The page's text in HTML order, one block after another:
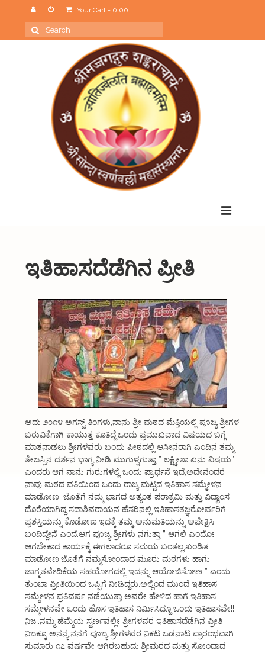
Your Cart- 0.00
Search
for:
About Us
Initiatives
Gallery
Updates
Seva & Donation
Publications
Contact Us
ಇತಿಹಾಸದೆಡೆಗಿನ ಪ್ರೀತಿ
ಅದು ೨೦೧೪ ಅಗಸ್ಟ್ ತಿಂಗಳು,ನಾನು ಶ್ರೀ ಮಠದ ಮೆತ್ತಿಯಲ್ಲಿ ಪೂಜ್ಯ ಶ್ರೀಗಳ
ಬರುವಿಕೆಗಾಗಿ ಕಾಯುತ್ತ ಕೂತಿದ್ದೆ,ಒಂದು ಪ್ರಮುಖವಾದ ವಿಷಯದ ಬಗ್ಗೆ
ಮಾತನಾಡಲು.ಶ್ರೀಗಳವರು ಬಂದು ಪೀಠದಲ್ಲಿ ಆಸೀನರಾಗಿ ಎಂದಿನ ತಮ್ಮ
ತೇಜಸ್ಸಿನ ದರ್ಶನ ಭಾಗ್ಯ ನೀಡಿ ಮುಗುಳ್ನಗುತ್ತಾ ” ಲಕ್ಷ್ಮೀಶಾ ಏನು ವಿಷಯ”
ಎಂದರು.ಆಗ ನಾನು ಗುರುಗಳಲ್ಲಿ ಒಂದು ಪ್ರಾರ್ಥನೆ ಇದೆ,ಅದೇನೆಂದರೆ
ನಾವು ಮಠದ ವತಿಯಿಂದ ಒಂದು ರಾಜ್ಯ ಮಟ್ಟದ ಇತಿಹಾಸ ಸಮ್ಮೇಳನ
ಮಾಡೋಣ, ಜೊತೆಗೆ ನಮ್ಮ ಭಾಗದ ಅತ್ಯಂತ ಪರಾಕ್ರಮಿ ಮತ್ತು ವಿದ್ವಾಂಸ
ದೊರೆಯಾಗಿದ್ದ ಸದಾಶಿವರಾಯನ ಹೆಸರಿನಲ್ಲಿ ಇತಿಹಾಸತಜ್ಞರೋರ್ವರಿಗೆ
ಪ್ರಶಸ್ತಿಯನ್ನು ಕೊಡೋಣ,ಇದಕ್ಕೆ ತಮ್ಮ ಅನುಮತಿಯನ್ನು ಅಪೇಕ್ಷಿಸಿ
ಬಂದಿದ್ದೇನೆ ಎಂದೆ.ಆಗ ಪೂಜ್ಯ ಶ್ರೀಗಳು ನಗುತ್ತಾ ” ಆಗಲಿ ಎಂದೋ
ಆಗಬೇಕಾದ ಕಾರ್ಯಕ್ಕೆ ಈಗಲಾದರೂ ಸಮಯ ಬಂತಲ್ಲ,ಖಂಡಿತ
ಮಾಡೋಣ,ಜೊತೆಗೆ ನಮ್ಮ‌ಸೋಂದಾದ ಮೂರು ಮಠಗಳು ಹಾಗು
ಜಾಗೃತವೇದಿಕೆಯ ಸಹಯೋಗದಲ್ಲಿ ಇದನ್ನು ಆಯೋಜಿಸೋಣ ” ಎಂದು
ತುಂಬಾ ಪ್ರೀತಿಯಿಂದ ಒಪ್ಪಿಗೆ ನೀಡಿದ್ದರು.ಅಲ್ಲಿಂದ ಮುಂದೆ ಇತಿಹಾಸ
ಸಮ್ಮೇಳನ ಪ್ರತಿವರ್ಷ ನಡೆಯುತ್ತಾ ಅವರೇ ಹೇಳಿದ ಹಾಗೆ ಇತಿಹಾಸ
ಸಮ್ಮೇಳನವೇ ಒಂದು ಹೊಸ ಇತಿಹಾಸ ನಿರ್ಮಿಸಿದ್ದೂ ಒಂದು ಇತಿಹಾಸವೇ!!!
ನಿಜ..ನಮ್ಮ ಹೆಮ್ಮೆಯ ಸ್ವರ್ಣವಲ್ಲೀ ಶ್ರೀಗಳವರ ಇತಿಹಾಸದೆಡೆಗಿನ ಪ್ರೀತಿ
ನಿಜಕ್ಕೂ ಅನನ್ಯ.ನನಗೆ ಪೂಜ್ಯ ಶ್ರೀಗಳವರ ನಿಕಟ ಒಡನಾಟ ಪ್ರಾರಂಭವಾಗಿ
ಸುಮಾರು ೧೭ ವರ್ಷವೇ ಆಗಿರಬಹುದು.ಶ್ರೀಮಠದ ಮತ್ತು ಸೋಂದಾದ